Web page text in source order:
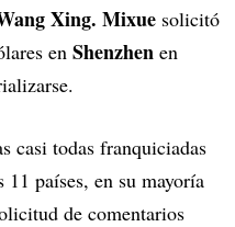
Xing. Mixue solicitó
en Shenzhen en
casi todas franquiciadas
países, en su mayoría
de comentarios